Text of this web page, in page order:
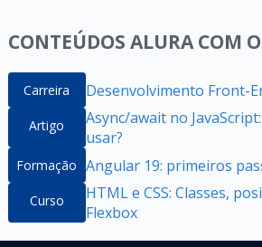
CONTEÚDOS ALURA COM
Carreira Desenvolvimento Front-
Artigo
Async/await no
usar?
Formação Angular 19: primeiros
Curso
HTML e CSS: Classes,
Flexbox